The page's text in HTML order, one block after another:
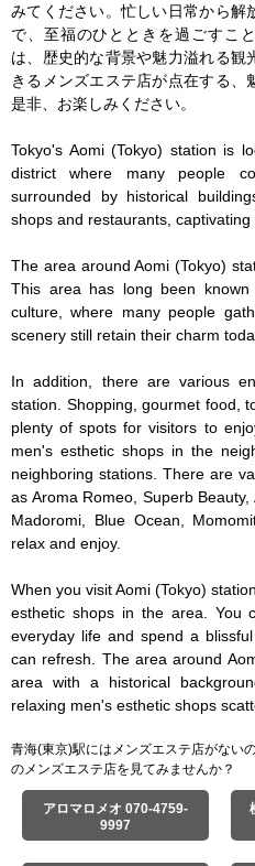
みてください。忙しい日常から解
で、至福のひとときを過ごすこ
は、歴史的な背景や魅力溢れる
きるメンズエステ店が点在する、
是非、お楽しみください。
Tokyo's Aomi (Tokyo) station is
district where many people
surrounded by historical
shops and restaurants, captivating
The area around Aomi (Tokyo)
This area has long been
culture, where many people
scenery still retain their charm
In addition, there are various
station. Shopping, gourmet food,
plenty of spots for visitors to
men's esthetic shops in the
neighboring stations. There are
as Aroma Romeo, Superb
Madoromi, Blue Ocean,
relax and enjoy.
When you visit Aomi (Tokyo)
esthetic shops in the area. You
everyday life and spend a
can refresh. The area around
area with a historical
relaxing men's esthetic shops
青海(東京)駅にはメンズエステ店がない
のメンズエステ店を見てみませんか？
アロマロメオ 070-4759-
9997